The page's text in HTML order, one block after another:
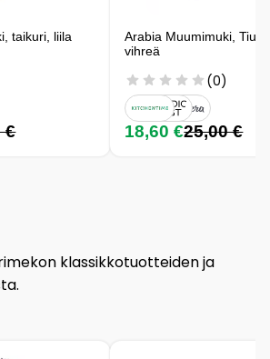
taikuri, liila
€
Arabia Muumimuki,
vihreä
(0)
18,60 €25,00 €
klassikkotuotteiden ja